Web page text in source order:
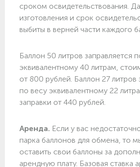
сроком освидетельствования.
изготовления и срок
выбиты в верней части каждого
Баллон 50 литров заправляется
эквивалентному 40 литрам,
от 800 рублей. Баллон 27 литров
по весу эквивалентному 22
заправки от 440 рублей.
Аренда. Если у вас
парка баллонов для обмена, то
оставить свои баллоны за
арендную плату. Базовая ставка